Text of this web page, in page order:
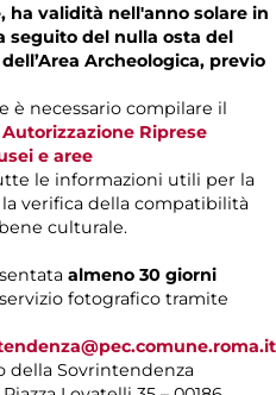
ha validità nell'anno solare in
seguito del nulla osta del
Archeologica, previo
è necessario compilare il
Autorizzazione Riprese
e aree
le informazioni utili per la
verifica della compatibilità
culturale.
almeno 30 giorni
fotografico tramite
della Sovrintendenza